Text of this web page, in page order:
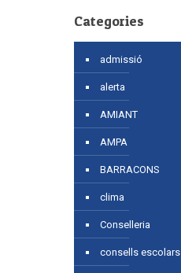
Categories
admissió
alerta
AMIANT
AMPA
BARRACONS
clima
Conselleria
consells escolars